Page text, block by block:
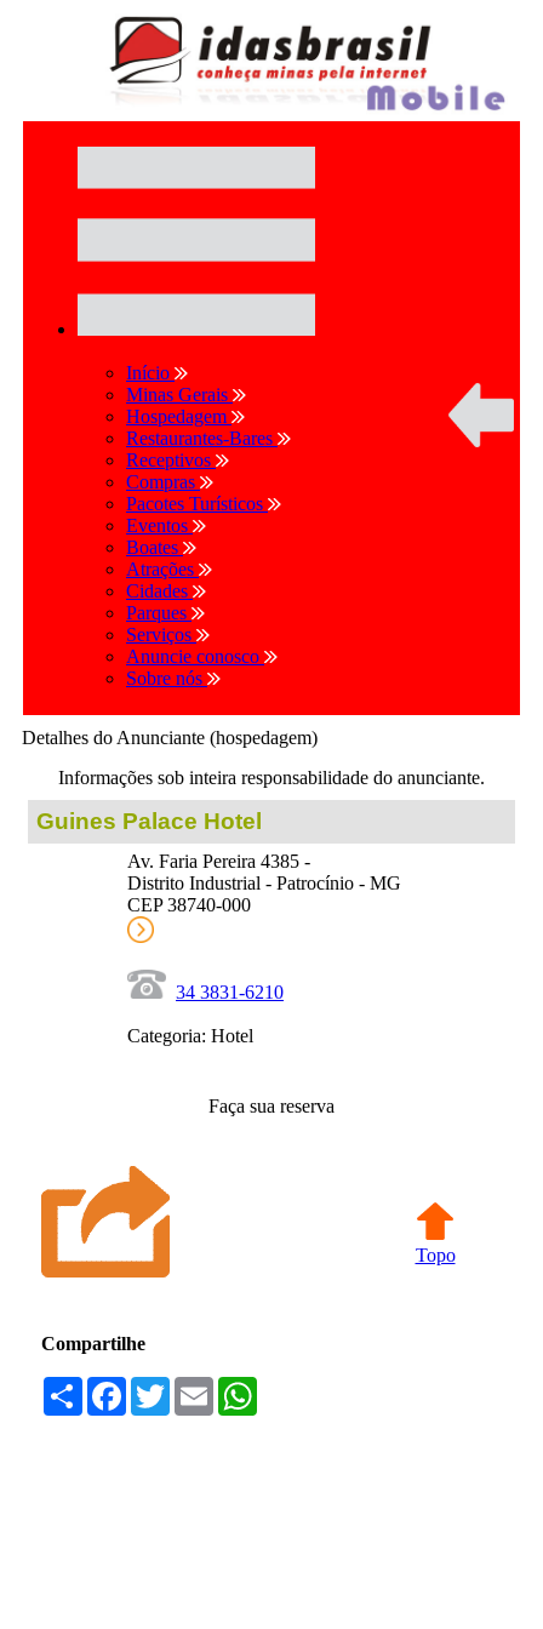
Início
Minas Gerais
Hospedagem
Restaurantes-Bares
Receptivos
Compras
Pacotes Turísticos
Eventos
Boates
Atrações
Cidades
Parques
Serviços
Anuncie conosco
Sobre nós
Detalhes do Anunciante (hospedagem)
Informações sob inteira responsabilidade do anunciante.
Guines Palace Hotel
Av. Faria Pereira 4385 -
Distrito Industrial - Patrocínio - MG
CEP 38740-000
34 3831-6210
Categoria: Hotel
Faça sua reserva
Topo
Compartilhe
Compartilhar
Facebook
TwitterEmail